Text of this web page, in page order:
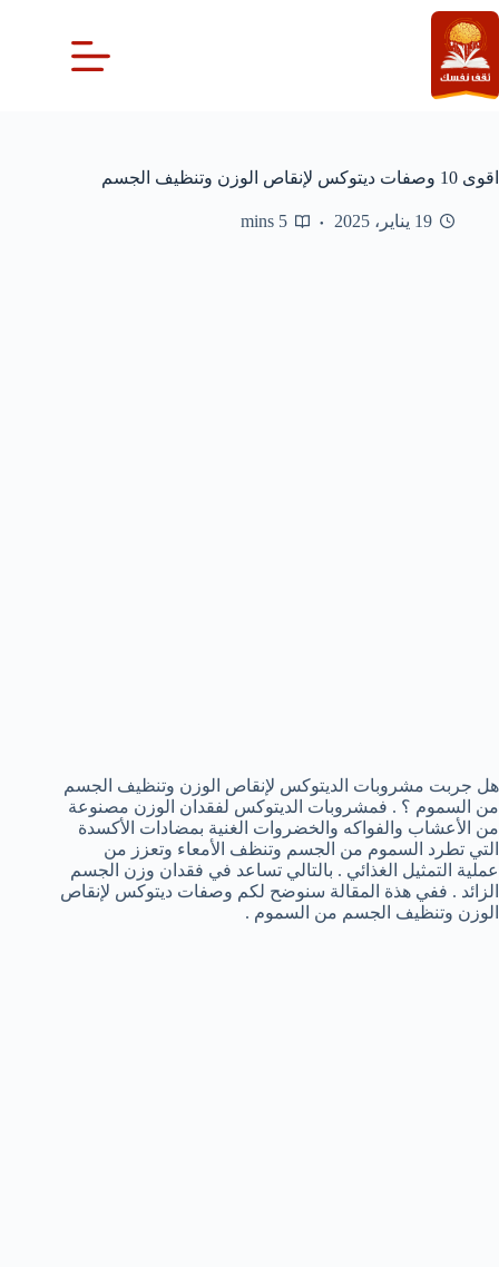
التجاوز
إلى
المحتوى
اقوى 10 وصفات ديتوكس لإنقاص الوزن وتنظيف الجسم
19 يناير، 2025 5 mins
هل جربت مشروبات الديتوكس لإنقاص الوزن وتنظيف الجسم
من السموم ؟ . فمشروبات الديتوكس لفقدان الوزن مصنوعة
من الأعشاب والفواكه والخضروات الغنية بمضادات الأكسدة
التي تطرد السموم من الجسم وتنظف الأمعاء وتعزز من
عملية التمثيل الغذائي . بالتالي تساعد في فقدان وزن الجسم
الزائد . ففي هذة المقالة سنوضح لكم وصفات ديتوكس لإنقاص
الوزن وتنظيف الجسم من السموم .